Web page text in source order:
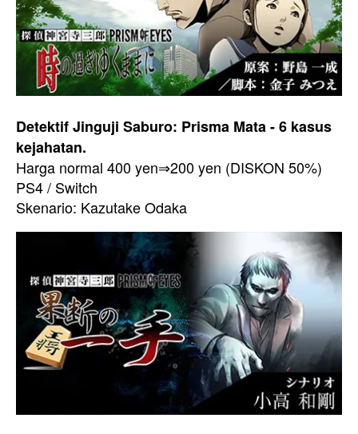
Detektif Jinguji Saburo: Prisma Mata - 6 kasus
kejahatan.
Harga normal 400 yen⇒200 yen (DISKON 50%)
PS4 / Switch
Skenario: Kazutake Odaka